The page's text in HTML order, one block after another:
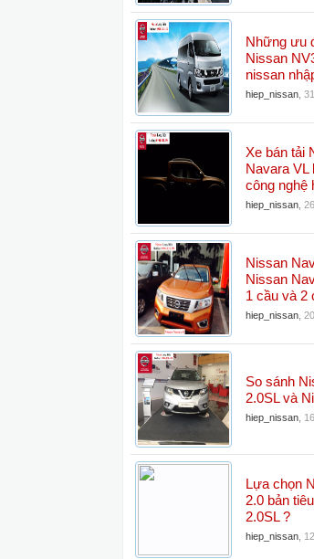
Những ưu
Nissan
nissan
hiep_nissan
Xe bán tải
Navara
công nghệ
hiep_nissan
Nissan
Nissan
1 cầu và 2
hiep_nissan
So sánh
2.0SL và
hiep_nissan
Lựa chọn
2.0 bản
2.0SL ?
hiep_nissan